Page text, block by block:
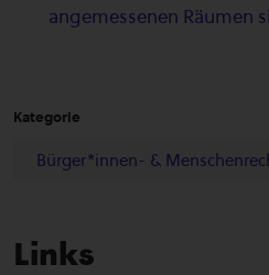
angemessenen Räumen
Kategorie
Bürger*innen- &
Links